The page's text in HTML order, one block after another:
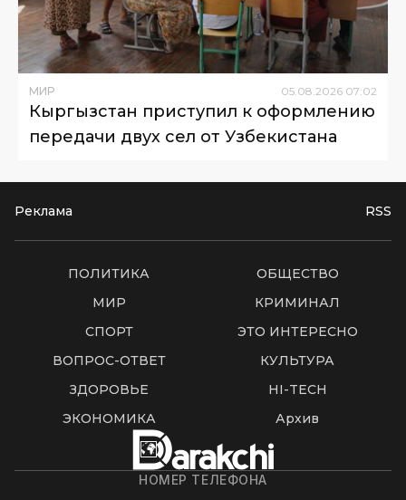
МИР 05 08 2026 07:02
Кыргызстан приступил к оформлению
передачи двух сел от Узбекистана
Реклама RSS
ПОЛИТИКА
ОБЩЕСТВО
МИР
КРИМИНАЛ
СПОРТ
ЭТО ИНТЕРЕСНО
ВОПРОС-ОТВЕТ
КУЛЬТУРА
ЗДОРОВЬЕ
HI-TECH
ЭКОНОМИКА
Архив
НОМЕР ТЕЛЕФОНА